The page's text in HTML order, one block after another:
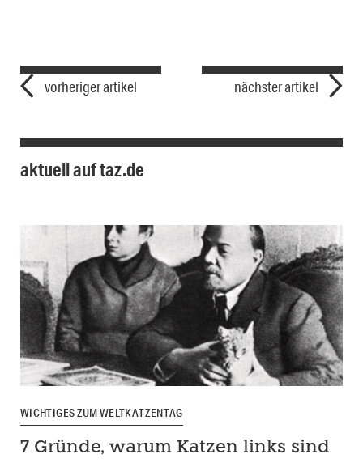
vorheriger artikel nächster artikel
aktuell auf taz.de
WICHTIGES ZUM WELTKATZENTAG
7 Gründe, warum Katzen links sind